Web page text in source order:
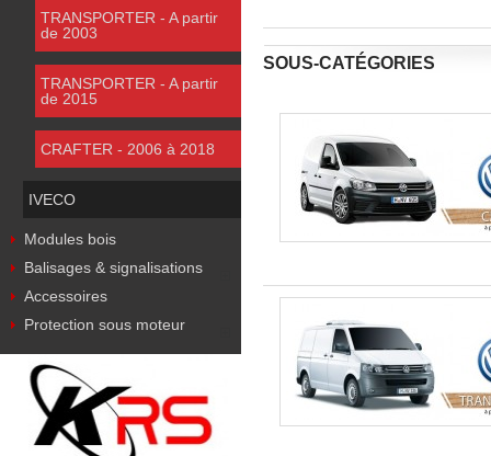
TRANSPORTER - A partir
de 2003
TRANSPORTER - A partir
de 2015
CRAFTER - 2006 à 2018
IVECO
Modules bois
Balisages & signalisations
Accessoires
Protection sous moteur
SOUS-CATÉGORIES